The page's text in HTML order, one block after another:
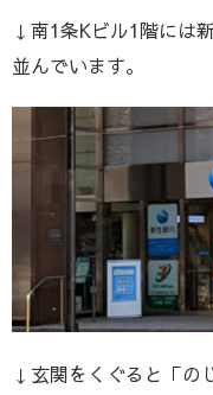
↓南1条Kビル1階には
並んでいます。
↓玄関をくぐると「の